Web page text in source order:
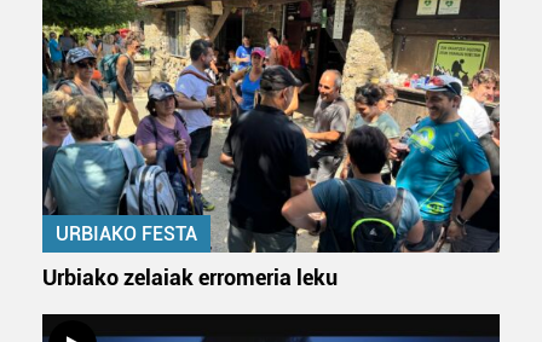
URBIAKO FESTA
Urbiako zelaiak erromeria leku